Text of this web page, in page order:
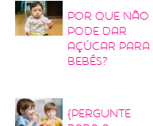
Por que não
pode dar
açúcar para
bebês?
{Pergunte